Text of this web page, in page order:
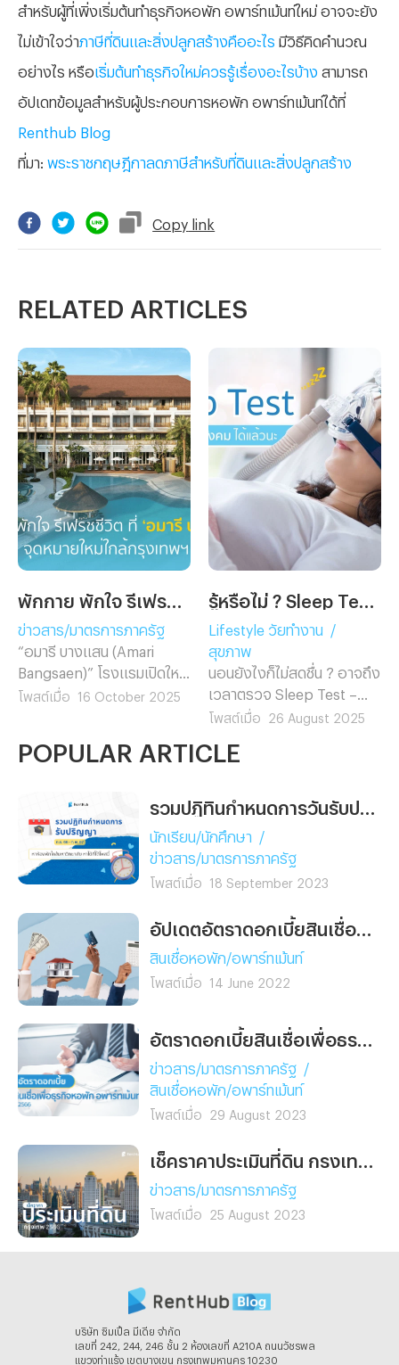
สำหรับผู้ที่เพิ่งเริ่มต้นทำธุรกิจหอพัก อพาร์ทเม้นท์ใหม่ อาจจะยัง
ไม่เข้าใจว่าภาษีที่ดินและสิ่งปลูกสร้างคืออะไร มีวิธีคิดคำนวณ
อย่างไร หรือเริ่มต้นทำธุรกิจใหม่ควรรู้เรื่องอะไรบ้าง สามารถ
อัปเดทข้อมูลสำหรับผู้ประกอบการหอพัก อพาร์ทเม้นท์ได้ที่
Renthub Blog
ที่มา: พระราชกฤษฎีกาลดภาษีสำหรับที่ดินและสิ่งปลูกสร้าง
Copy link
RELATED ARTICLES
ข่าวสาร/มาตรการภาครัฐ
“อมารี บางแสน (Amari
Bangsaen)” โรงแรมเปิดใหม่
ริมทะเลบางแสน ในเครือ ออ
บริษัทบริหารจัดการโรงแรม
ดูแลทั้งโรงแรม รีสอร์ต
เซอร์วิสอพาร์ตเมนต์ และ
ที่พักอาศัยระดับหรู ได้รับการ
ตอบรับอย่างอบอุ่นตั้งแต่เปิด
โรงแรมอมารี บางแสน กำลัง
ก้าวขึ้นเป็น แลนด์มาร์กใหม่
ของบางแสน และเป็นจุดหมาย
ยอดนิยมของการ ท่องเที่ยว
สำหรับนักเดินทางที่ต้องการ
พักผ่อนใกล้กรุงเทพฯ ในเวลา
เพียง 90 นาที ที่นี่ตอบโจทย์
คนรุ่นใหม่ที่มองหาการพักผ่อน
ทั้งร่างกายและจิตใจ เติมเต็ม
ใหม่ ๆ โดยไม่ต้องลางานนาน
หรือเสียค่าเดินทางสูง “อมารี
บางแสน” จึงกลายเป็นหนึ่งใน
โรงแรมบางแสนที่มาแรงที่สุด
โพสต์เมื่อ 16 October 2025
Lifestyle วัยทำงาน
/
สุขภาพ
นอนยังไงก็ไม่สดชื่น ? อาจถึง
เวลาตรวจ Sleep Test –
ตอนนี้ใช้สิทธิประกันสังคมได้
โพสต์เมื่อ 26 August 2025
POPULAR ARTICLE
นักเรียน/นักศึกษา
/
ข่าวสาร/มาตรการภาครัฐ
โพสต์เมื่อ 18 September 2023
สินเชื่อหอพัก/อพาร์ทเม้นท์
โพสต์เมื่อ 14 June 2022
ข่าวสาร/มาตรการภาครัฐ
/
สินเชื่อหอพัก/อพาร์ทเม้นท์
โพสต์เมื่อ 29 August 2023
ข่าวสาร/มาตรการภาครัฐ
โพสต์เมื่อ 25 August 2023
บริษัท ซิมเปิ้ล มีเดีย จํากัด
เลขที่ 242, 244, 246 ชั้น 2 ห้องเลขที่ A210A ถนนวัชรพล
แขวงท่าแร้ง เขตบางเขน กรุงเทพมหานคร 10230